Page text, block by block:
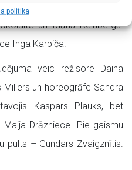
politika
Mažaika, Paula Deiče, Diāna
un Māris Reinbergs.
Inga Karpiča.
veic režisore Daina
un horeogrāfe Sandra
Kaspars Plauks, bet
Drāzniece. Pie gaismu
pults – Gundars Zvaigznītis.